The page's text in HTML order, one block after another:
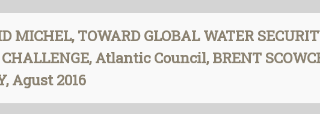
MICHEL, TOWARD GLOBAL WATER
Atlantic Council, BRENT
Agust 2016